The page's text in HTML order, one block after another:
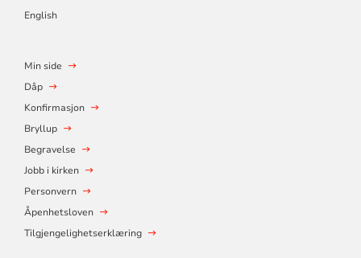
English
Min side
Dåp
Konfirmasjon
Bryllup
Begravelse
Jobb i kirken
Personvern
Åpenhetsloven
Tilgjengelighetserklæring